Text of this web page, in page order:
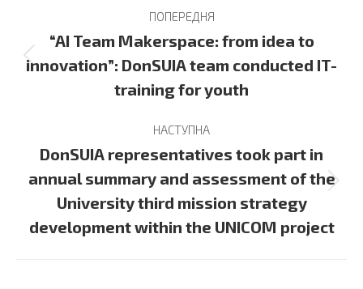
navigation
ПОПЕРЕДНЯ
Previous
post:
“AI Team Makerspace: from idea to
innovation”: DonSUIA team conducted IT-
training for youth
НАСТУПНА
Next
post:
DonSUIA representatives took part in
annual summary and assessment of the
University third mission strategy
development within the UNICOM project